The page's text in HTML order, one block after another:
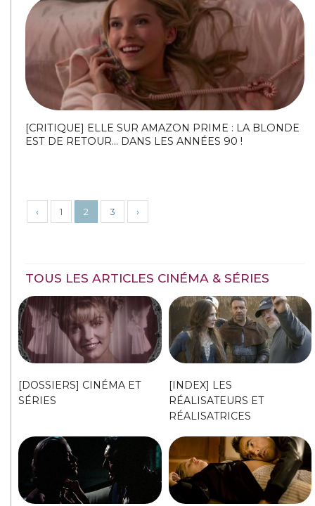
[CRITIQUE] ELLE SUR AMAZON PRIME : LA BLONDE
EST DE RETOUR… DANS LES ANNÉES 90 !
‹ 1 2 3 ›
TOUS LES ARTICLES CINÉMA & SÉRIES
[DOSSIERS] CINÉMA ET
SÉRIES
[INDEX] LES
RÉALISATEURS ET
RÉALISATRICES